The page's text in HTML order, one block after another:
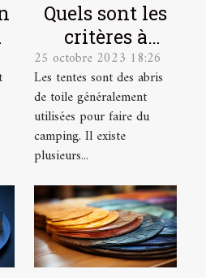
Quels sont les
critères à
prendre en
compte pour
bien choisir
une tente de
camping ?
25 octobre 2023 18:26
Les tentes sont des abris
de toile généralement
utilisées pour faire du
camping. Il existe
plusieurs...